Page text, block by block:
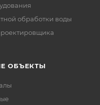
обработки воды
ОБЪЕКТЫ